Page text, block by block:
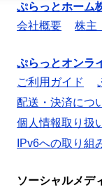
ぷらっとホーム
会社概要
株主
ぷらっとオンラ
ご利用ガイド
配送・決済につ
個人情報取り扱
IPv6への取り組
ソーシャルメデ